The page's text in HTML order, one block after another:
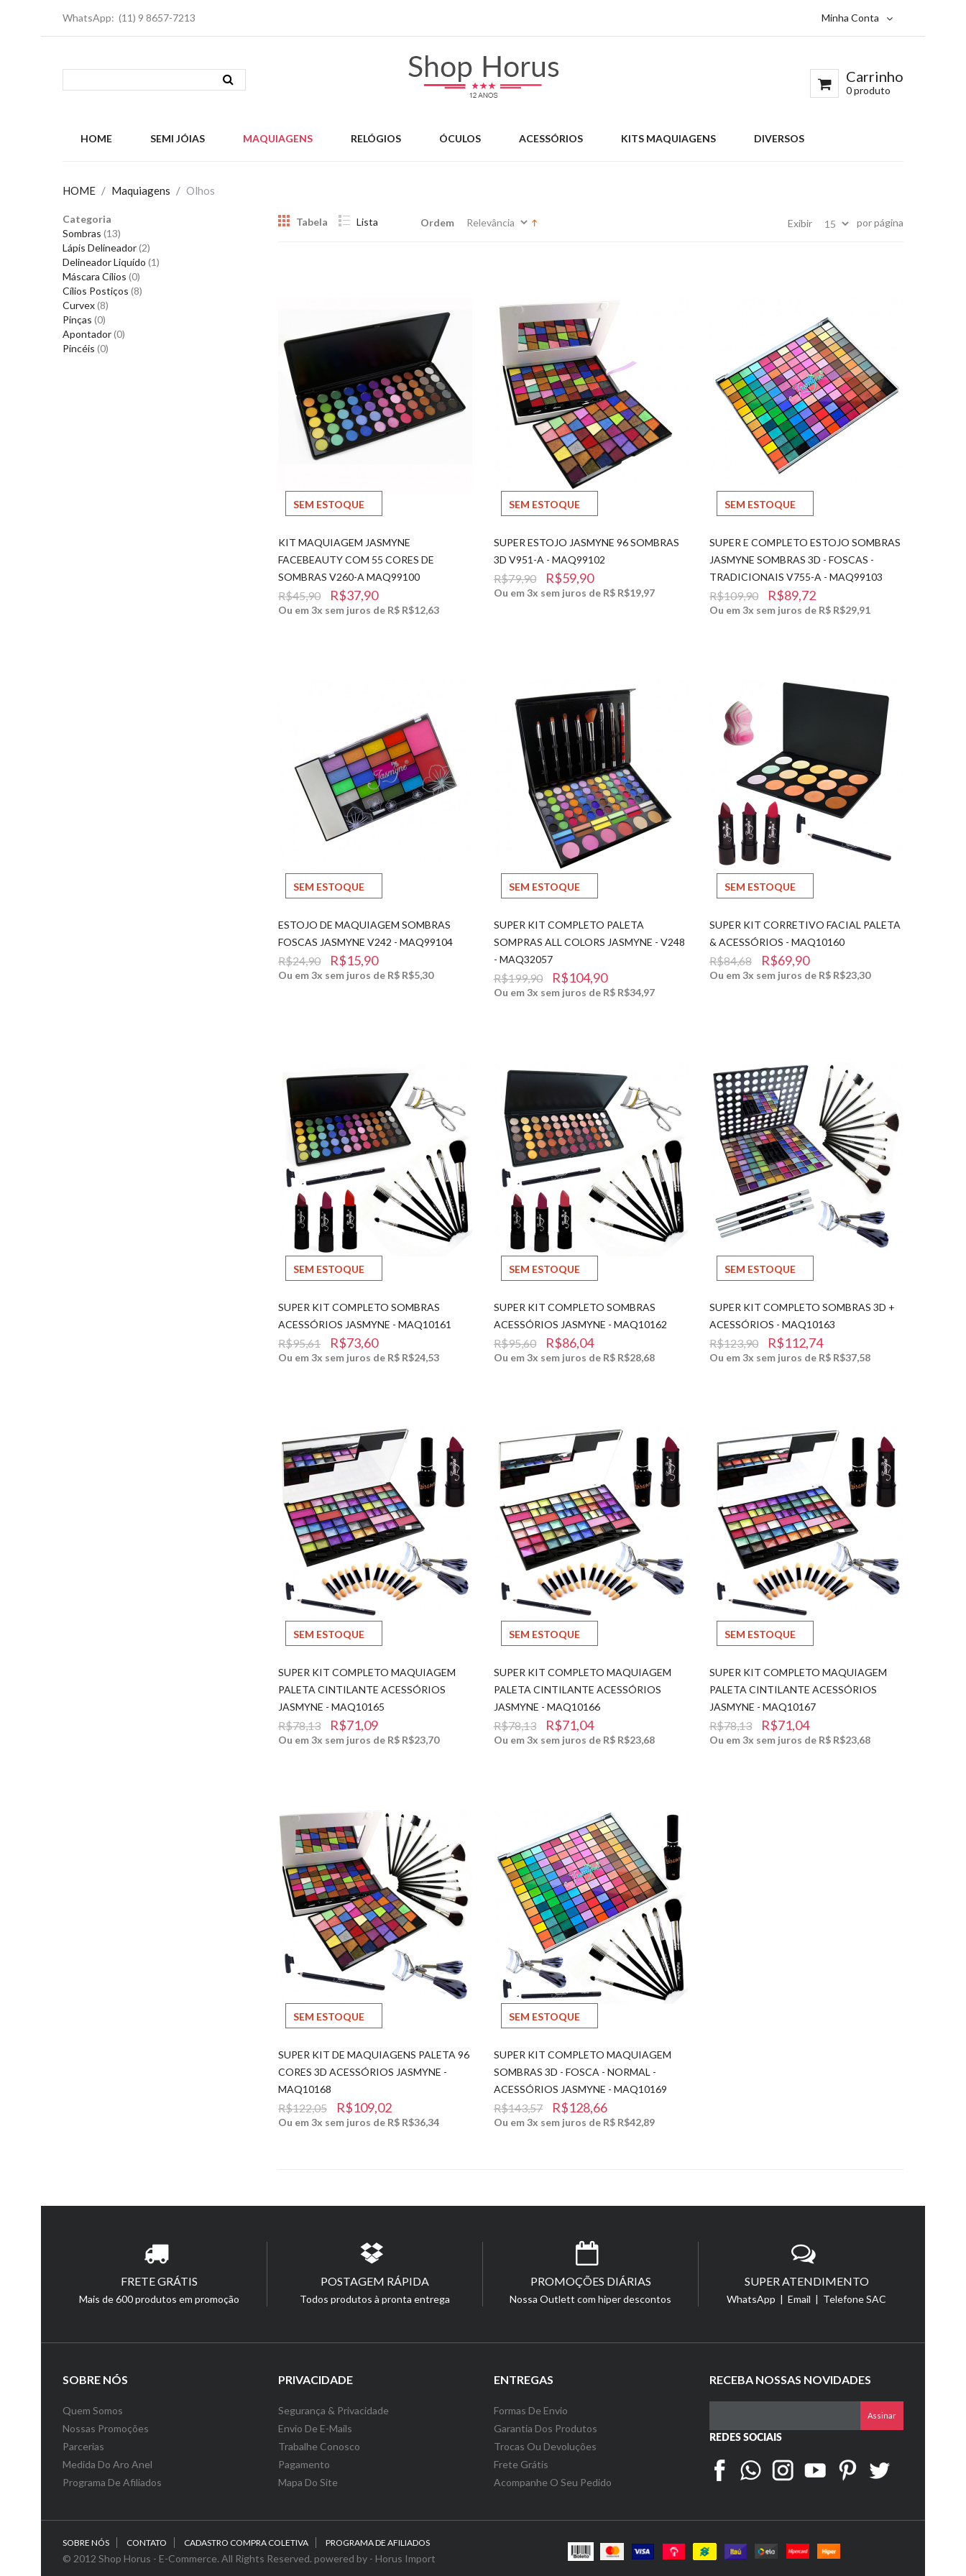
Minha Conta
WhatsApp: (11) 9 8657-7213
Carrinho
0 produto
HOME SEMI JÓIAS MAQUIAGENS RELÓGIOS ÓCULOS ACESSÓRIOS KITS MAQUIAGENS DIVERSOS
HOME / Maquiagens / Olhos
Categoria
Sombras (13)
Lápis Delineador(2)
Delineador Liquído (1)
Máscara Cílios (0)
Cílios Postiços (8)
Curvex(8)
Pinças (0)
Apontador(0)
Pincéis (0)
Tabela Lista Ordem Exibir por página
SEM ESTOQUE
KIT MAQUIAGEM JASMYNE
FACEBEAUTY COM 55 CORES DE
SOMBRAS V260-A MAQ99100
R$45,90 R$37,90
Ou em 3x sem juros de R$ R$12,63
SEM ESTOQUE
SUPER ESTOJO JASMYNE 96 SOMBRAS
3D V951-A - MAQ99102
R$79,90 R$59,90
Ou em 3x sem juros de R$ R$19,97
SEM ESTOQUE
SUPER E COMPLETO ESTOJO SOMBRAS
JASMYNE SOMBRAS 3D - FOSCAS -
TRADICIONAIS V755-A - MAQ99103
R$109,90 R$89,72
Ou em 3x sem juros de R$ R$29,91
SEM ESTOQUE
ESTOJO DE MAQUIAGEM SOMBRAS
FOSCAS JASMYNE V242 - MAQ99104
R$24,90 R$15,90
Ou em 3x sem juros de R$ R$5,30
SEM ESTOQUE
SUPER KIT COMPLETO PALETA
SOMPRAS ALL COLORS JASMYNE - V248
- MAQ32057
R$199,90 R$104,90
Ou em 3x sem juros de R$ R$34,97
SEM ESTOQUE
SUPER KIT CORRETIVO FACIAL PALETA
& ACESSÓRIOS - MAQ10160
R$84,68 R$69,90
Ou em 3x sem juros de R$ R$23,30
SEM ESTOQUE
SUPER KIT COMPLETO SOMBRAS
ACESSÓRIOS JASMYNE - MAQ10161
R$95,61 R$73,60
Ou em 3x sem juros de R$ R$24,53
SEM ESTOQUE
SUPER KIT COMPLETO SOMBRAS
ACESSÓRIOS JASMYNE - MAQ10162
R$95,60 R$86,04
Ou em 3x sem juros de R$ R$28,68
SEM ESTOQUE
SUPER KIT COMPLETO SOMBRAS 3D +
ACESSÓRIOS - MAQ10163
R$123,90 R$112,74
Ou em 3x sem juros de R$ R$37,58
SEM ESTOQUE
SUPER KIT COMPLETO MAQUIAGEM
PALETA CINTILANTE ACESSÓRIOS
JASMYNE - MAQ10165
R$78,13 R$71,09
Ou em 3x sem juros de R$ R$23,70
SEM ESTOQUE
SUPER KIT COMPLETO MAQUIAGEM
PALETA CINTILANTE ACESSÓRIOS
JASMYNE - MAQ10166
R$78,13 R$71,04
Ou em 3x sem juros de R$ R$23,68
SEM ESTOQUE
SUPER KIT COMPLETO MAQUIAGEM
PALETA CINTILANTE ACESSÓRIOS
JASMYNE - MAQ10167
R$78,13 R$71,04
Ou em 3x sem juros de R$ R$23,68
SEM ESTOQUE
SUPER KIT DE MAQUIAGENS PALETA 96
CORES 3D ACESSÓRIOS JASMYNE -
MAQ10168
R$122,05 R$109,02
Ou em 3x sem juros de R$ R$36,34
SEM ESTOQUE
SUPER KIT COMPLETO MAQUIAGEM
SOMBRAS 3D - FOSCA - NORMAL -
ACESSÓRIOS JASMYNE - MAQ10169
R$143,57 R$128,66
Ou em 3x sem juros de R$ R$42,89
FRETE GRÁTIS
Mais de 600 produtos em promoção
POSTAGEM RÁPIDA
Todos produtos à pronta entrega
PROMOÇÕES DIÁRIAS
Nossa Outlett com hiper descontos
SUPER ATENDIMENTO
WhatsApp | Email | Telefone SAC
SOBRE NÓS
Quem Somos
Nossas Promoções
Parcerias
Medida Do Aro Anel
Programa De Afiliados
PRIVACIDADE
Segurança & Privacidade
Envio De E-Mails
Trabalhe Conosco
Pagamento
Mapa Do Site
ENTREGAS
Formas De Envio
Garantia Dos Produtos
Trocas Ou Devoluções
Frete Grátis
Acompanhe O Seu Pedido
RECEBA NOSSAS NOVIDADES
Assinar
REDES SOCIAIS
SOBRE NÓS CONTATO CADASTRO COMPRA COLETIVA PROGRAMA DE AFILIADOS
© 2012 Shop Horus - E-Commerce. All Rights Reserved. powered by - Horus Import